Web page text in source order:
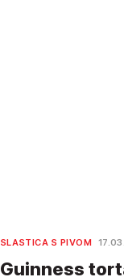
SLASTICA S PIVOM
Guinness